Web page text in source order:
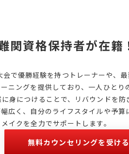
関資格保持者が在
で優勝経験を持つトレーナーや、
ニングを提供しており、一人ひと
身につけることで、リバウンドを
広く、自分のライフスタイルや予
イクを全力でサポートします。
無料カウンセリングを受ける